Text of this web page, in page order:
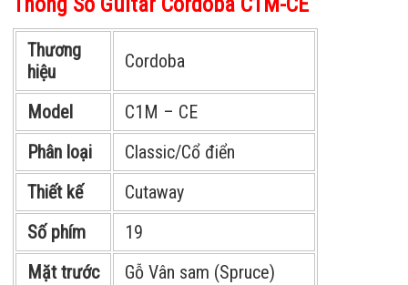
Thương
hiệu
Cordoba
Model
C1M – CE
Phân loại
Classic/Cổ điển
Thiết kế
Cutaway
Số phím
19
Mặt trước
Gỗ Vân sam (Spruce)